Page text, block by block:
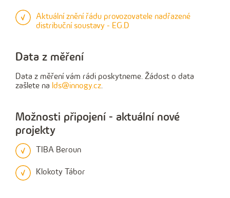
Aktuální znění řádu provozovatele nadřazené
distribuční soustavy - EG.D
Data z měření
Data z měření vám rádi poskytneme. Žádost o data
zašlete na lds@innogy.cz.
Možnosti připojení - aktuální nové
projekty
TIBA Beroun
Klokoty Tábor